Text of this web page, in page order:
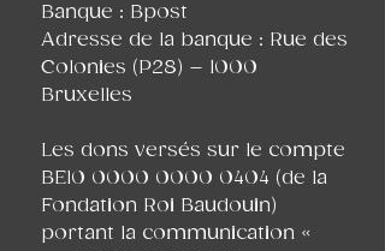
Banque : Bpost
Adresse de la banque : Rue des
Colonies (P28) – 1000
Bruxelles
Les dons versés sur le compte
BE10 0000 0000 0404 (de la
Fondation Roi Baudouin)
portant la communication «